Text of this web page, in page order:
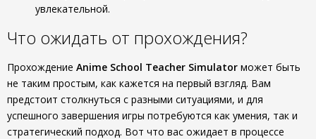
увлекательной.
Что ожидать от прохождения?
Прохождение Anime School Teacher Simulator может быть
не таким простым, как кажется на первый взгляд. Вам
предстоит столкнуться с разными ситуациями, и для
успешного завершения игры потребуются как умения, так и
стратегический подход. Вот что вас ожидает в процессе